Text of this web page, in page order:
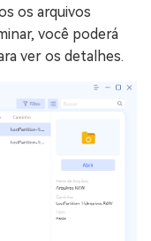
os arquivos
você poderá
ver os detalhes.